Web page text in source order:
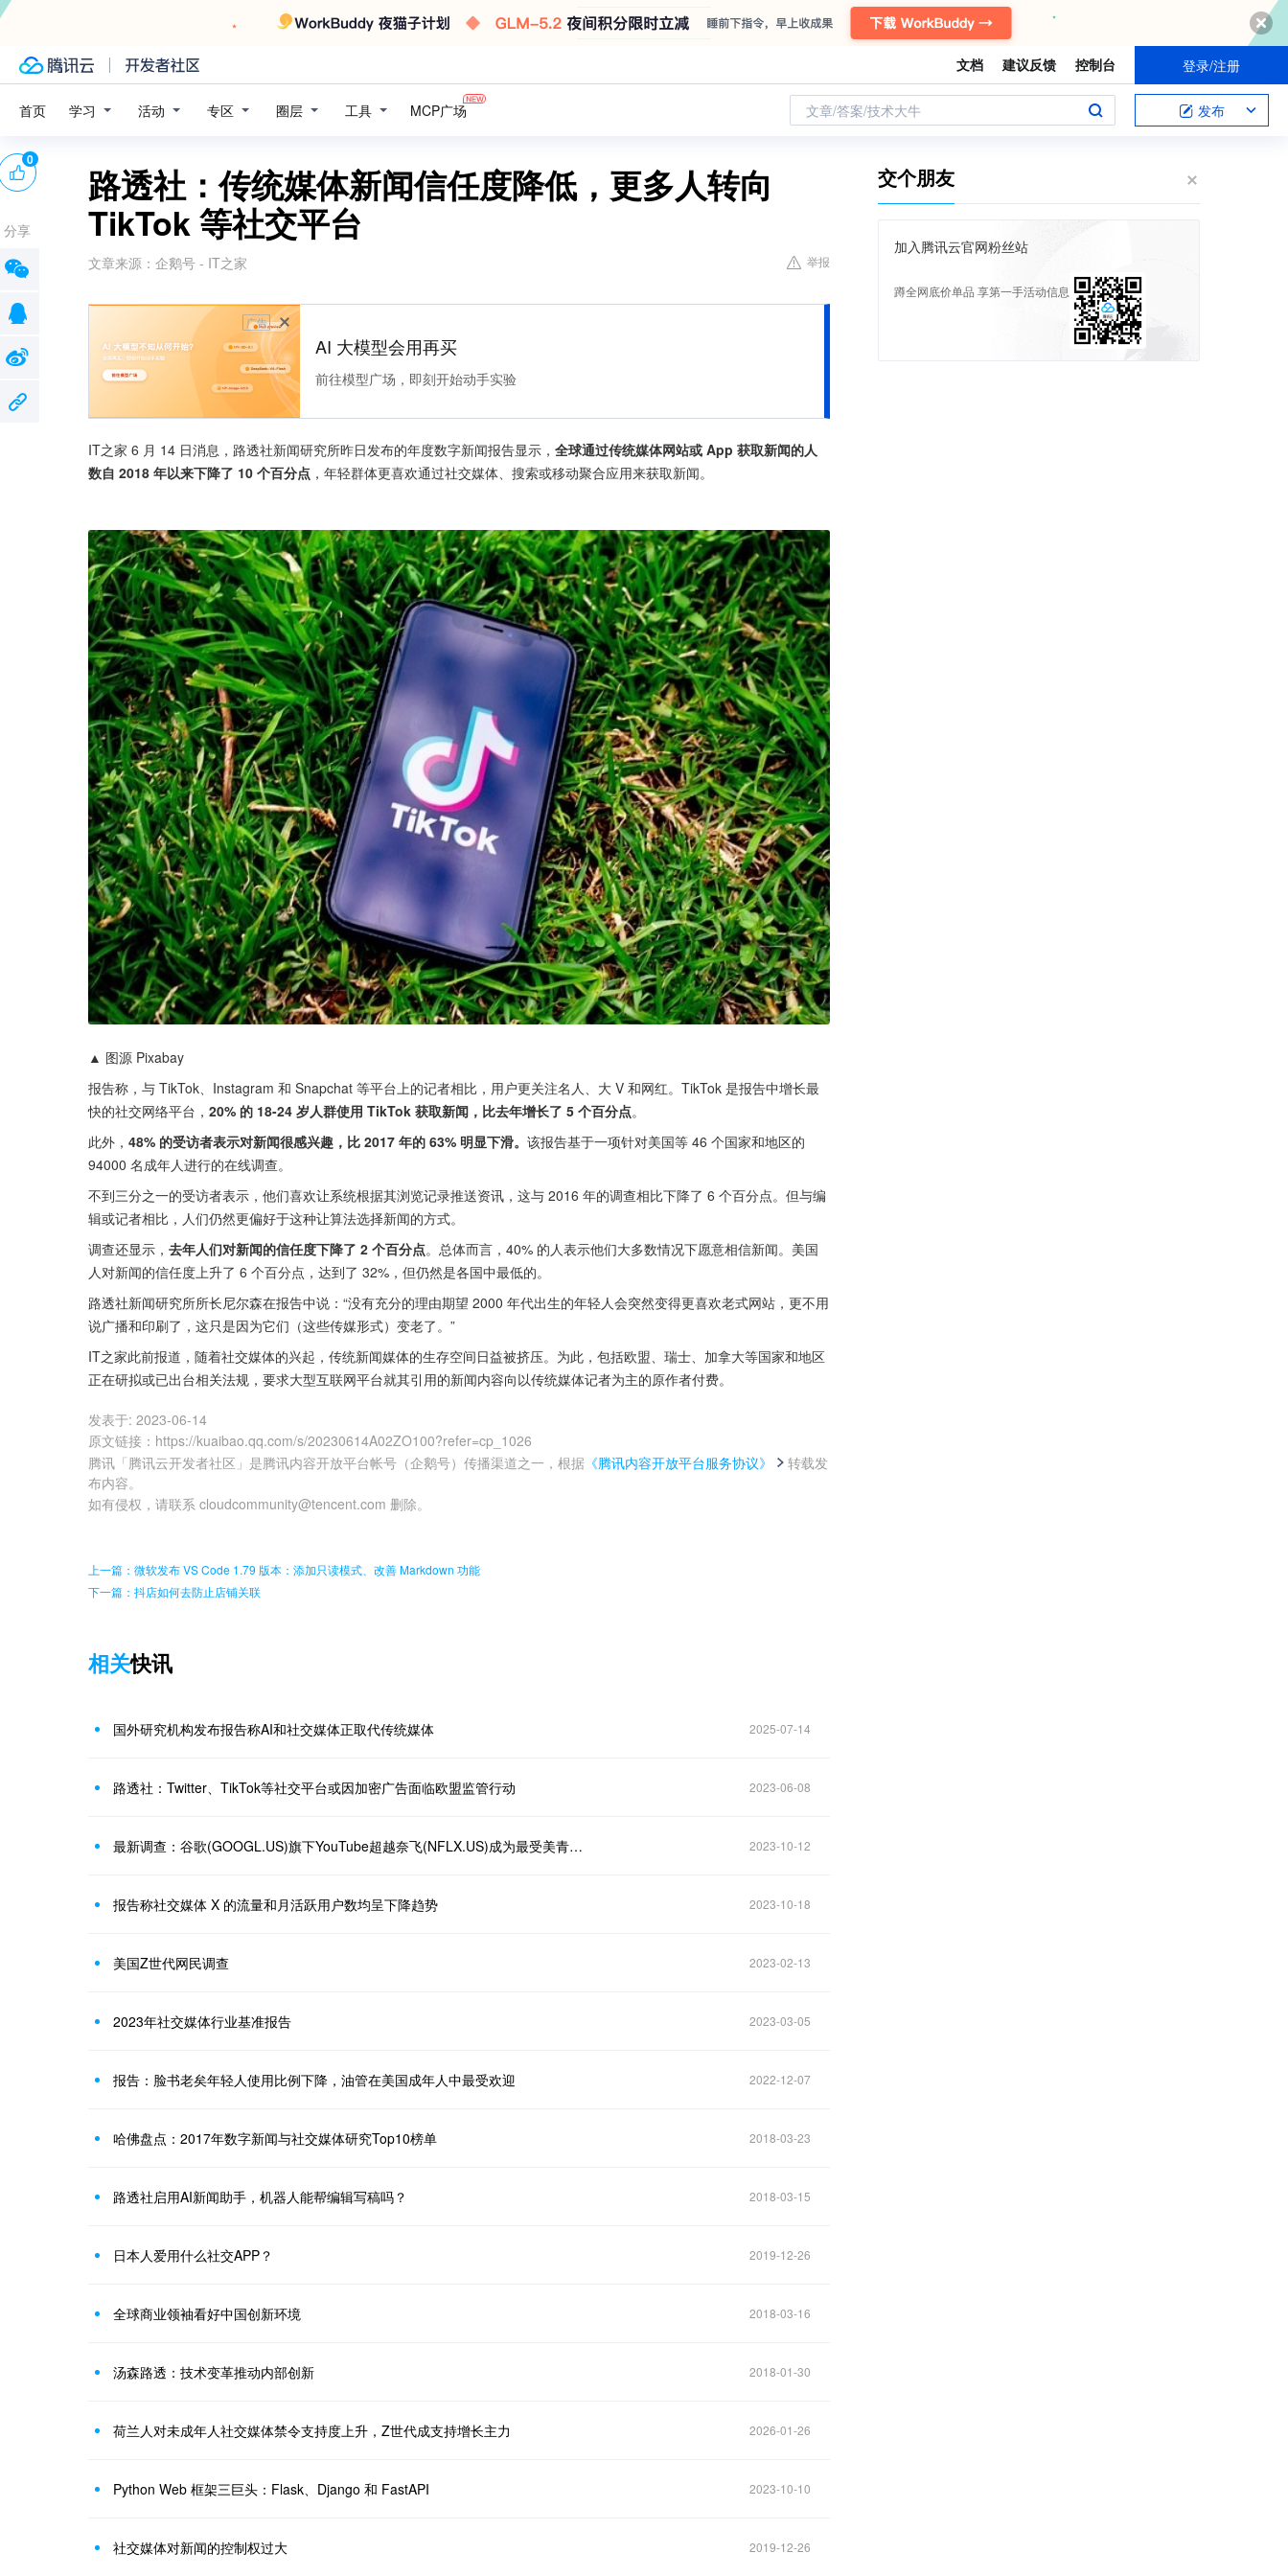
文档 建议反馈 控制台 登录/注册
首页 学习 活动 专区 圈层 工具 MCP广场 文章/答案/技术大牛 发布
路透社：传统媒体新闻信任度降低，更多人转向
TikTok 等社交平台
文章来源： 企鹅号 - IT之家 举报
广告
AI 大模型会用再买
前往模型广场，即刻开始动手实验
IT之家 6 月 14 日消息，路透社新闻研究所昨日发布的年度数字新闻报告显示， 全球通过传统媒体网站或 App 获取新闻的人
数自 2018 年以来下降了 10 个百分点 ，年轻群体更喜欢通过社交媒体、搜索或移动聚合应用来获取新闻。
▲ 图源 Pixabay
报告称，与 TikTok、Instagram 和 Snapchat 等平台上的记者相比，用户更关注名人、大 V 和网红。TikTok 是报告中增长最
快的社交网络平台， 20% 的 18-24 岁人群使用 TikTok 获取新闻，比去年增长了 5 个百分点。
此外， 48% 的受访者表示对新闻很感兴趣，比 2017 年的 63% 明显下滑。 该报告基于一项针对美国等 46 个国家和地区的
94000 名成年人进行的在线调查。
不到三分之一的受访者表示，他们喜欢让系统根据其浏览记录推送资讯，这与 2016 年的调查相比下降了 6 个百分点。但与编
辑或记者相比，人们仍然更偏好于这种让算法选择新闻的方式。
调查还显示， 去年人们对新闻的信任度下降了 2 个百分点。总体而言，40% 的人表示他们大多数情况下愿意相信新闻。美国
人对新闻的信任度上升了 6 个百分点，达到了 32%，但仍然是各国中最低的。
路透社新闻研究所所长尼尔森在报告中说：“没有充分的理由期望 2000 年代出生的年轻人会突然变得更喜欢老式网站，更不用
说广播和印刷了，这只是因为它们（这些传媒形式）变老了。”
IT之家此前报道，随着社交媒体的兴起，传统新闻媒体的生存空间日益被挤压。为此，包括欧盟、瑞士、加拿大等国家和地区
正在研拟或已出台相关法规，要求大型互联网平台就其引用的新闻内容向以传统媒体记者为主的原作者付费。
发表于: 2023-06-14
原文链接 ： https://kuaibao.qq.com/s/20230614A02ZO100?refer=cp_1026
腾讯「腾讯云开发者社区」是腾讯内容开放平台帐号（企鹅号）传播渠道之一，根据 《腾讯内容开放平台服务协议》
转载发
布内容。
如有侵权，请联系 cloudcommunity@tencent.com 删除。
0
分享
上一篇：微软发布 VS Code 1.79 版本：添加只读模式、改善 Markdown 功能
下一篇：抖店如何去防止店铺关联
相关快讯
国外研究机构发布报告称AI和社交媒体正取代传统媒体 2025-07-14
路透社：Twitter、TikTok等社交平台或因加密广告面临欧盟监管行动 2023-06-08
最新调查：谷歌(GOOGL.US)旗下YouTube超越奈飞(NFLX.US)成为最受美青少年欢迎视频平台 2023-10-12
报告称社交媒体 X 的流量和月活跃用户数均呈下降趋势 2023-10-18
美国Z世代网民调查 2023-02-13
2023年社交媒体行业基准报告 2023-03-05
报告：脸书老矣年轻人使用比例下降，油管在美国成年人中最受欢迎 2022-12-07
哈佛盘点：2017年数字新闻与社交媒体研究Top10榜单 2018-03-23
路透社启用AI新闻助手，机器人能帮编辑写稿吗？ 2018-03-15
日本人爱用什么社交APP？ 2019-12-26
全球商业领袖看好中国创新环境 2018-03-16
汤森路透：技术变革推动内部创新 2018-01-30
荷兰人对未成年人社交媒体禁令支持度上升，Z世代成支持增长主力 2026-01-26
Python Web 框架三巨头：Flask、Django 和 FastAPI 2023-10-10
社交媒体对新闻的控制权过大 2019-12-26
交个朋友
加入腾讯云官网粉丝站
蹲全网底价单品 享第一手活动信息